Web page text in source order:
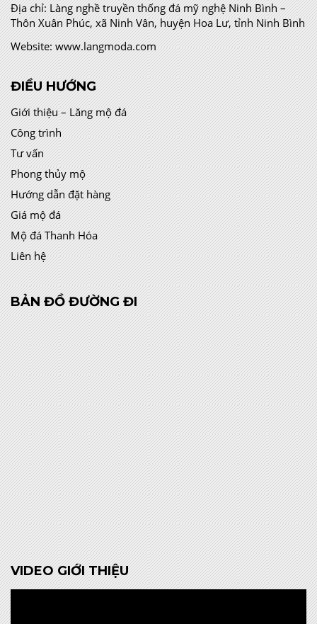
Địa chỉ:Làng nghề truyền thống đá mỹ nghệ Ninh Bình –
Thôn Xuân Phúc, xã Ninh Vân, huyện Hoa Lư, tỉnh Ninh Bình
Website: www.langmoda.com
ĐIỀU HƯỚNG
Giới thiệu – Lăng mộ đá
Công trình
Tư vấn
Phong thủy mộ
Hướng dẫn đặt hàng
Giá mộ đá
Mộ đá Thanh Hóa
Liên hệ
BẢN ĐỒ ĐƯỜNG ĐI
VIDEO GIỚI THIỆU